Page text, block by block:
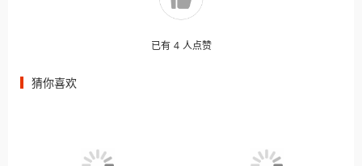
已有 4 人点赞
猜你喜欢